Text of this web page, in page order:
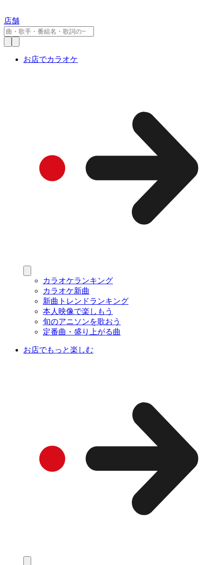
店舗
お店でカラオケ
カラオケランキング
カラオケ新曲
新曲トレンドランキング
本人映像で楽しもう
旬のアニソンを歌おう
定番曲・盛り上がる曲
お店でもっと楽しむ